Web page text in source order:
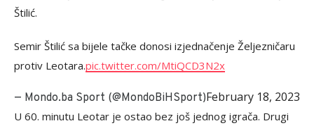
Štilić.
Semir Štilić sa bijele tačke donosi izjednačenje Željezničaru
protiv Leotara.pic.twitter.com/MtiQCD3N2x
— Mondo.ba Sport (@MondoBiHSport)February 18, 2023
U 60. minutu Leotar je ostao bez još jednog igrača. Drugi